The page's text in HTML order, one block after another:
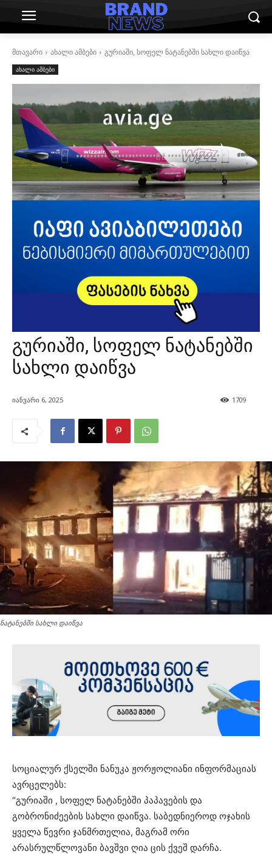
მთავარი ახალი ამბები გურიაში, სოფელ ნატანებში სახლი დაიწვა
ახალი ამბები
გურიაში, სოფელ ნატანებში
სახლი დაიწვა
იანვარი 6, 2025 1709
ნატანებში სახლი დაიწვა
სოციალურ ქსელში ნანუკა ჟორჟოლიანი ინფორმაციას
ავრცელებს:
“გურიაში , სოფელ ნატანებში პაპავების და
გობრონიძეების სახლი დაიწვა. საბედნიეროდ ოჯახის
ყველა წევრი ჯანმრთელია, მაგრამ ორი
არასრულწლოვანი ბავშვი ღია ცის ქვეშ დარჩა.